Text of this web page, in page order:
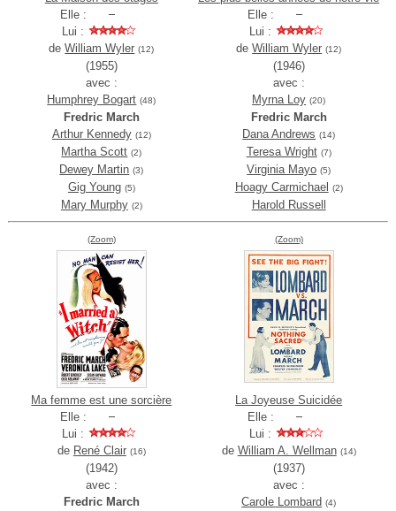
Elle :
Lui :
deWilliam Wyler (12)
(1955)
avec :
Humphrey Bogart (48)
Fredric March
Arthur Kennedy (12)
Martha Scott (2)
Dewey Martin (3)
Gig Young (5)
Mary Murphy (2)
Elle :
Lui :
deWilliam Wyler (12)
(1946)
avec :
Myrna Loy (20)
Fredric March
Dana Andrews (14)
Teresa Wright (7)
Virginia Mayo (5)
Hoagy Carmichael (2)
Harold Russell
(Zoom)
Ma femme est une sorcière
Elle :
Lui :
de René Clair (16)
(1942)
avec :
Fredric March
(Zoom)
La Joyeuse Suicidée
Elle :
Lui :
de William A. Wellman (14)
(1937)
avec :
Carole Lombard (4)